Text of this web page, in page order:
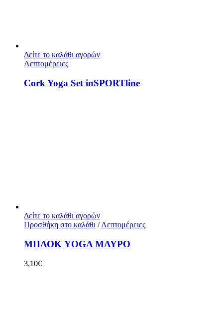
Δείτε το καλάθι αγορών
Λεπτομέρειες
Cork Yoga Set inSPORTline
Δείτε το καλάθι αγορών
Προσθήκη στο καλάθι/Λεπτομέρειες
ΜΠΛΟΚ YOGA ΜΑΥΡΟ
3,10€